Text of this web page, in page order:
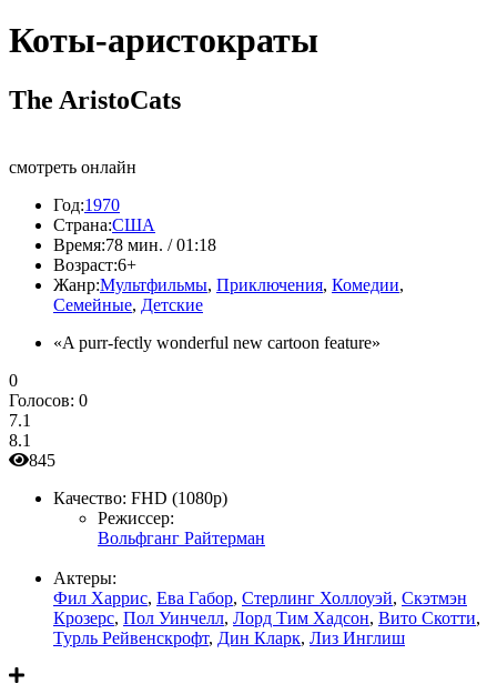
Коты-аристократы
The AristoCats
смотреть онлайн
Год:1970
Страна:США
Время:78 мин. / 01:18
Возраст:6+
Жанр:Мультфильмы, Приключения, Комедии,
Семейные, Детские
«A purr-fectly wonderful new cartoon feature»
0
Голосов: 0
7.1
8.1
845
Качество: FHD (1080p)
Режиссер:
Вольфганг Райтерман
Актеры:
Фил Харрис, Ева Габор, Стерлинг Холлоуэй, Скэтмэн
Крозерс, Пол Уинчелл, Лорд Тим Хадсон, Вито Скотти,
Турль Рейвенскрофт, Дин Кларк, Лиз Инглиш